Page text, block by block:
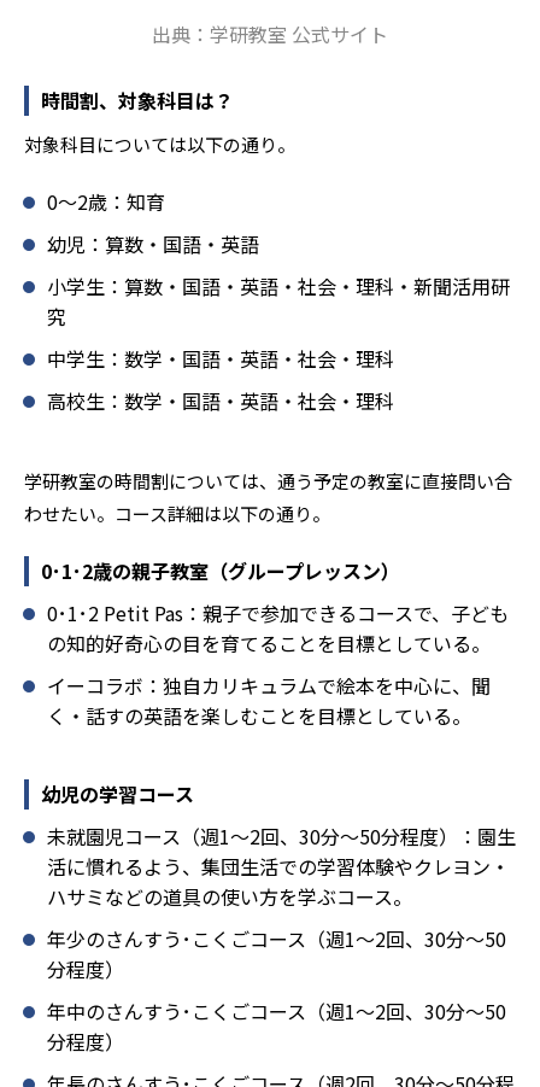
導により生徒の「やる気」を引き出し、無理のない学習と
報にも精通しており、学習相談や教育相談、保護者とのコ
ミュニケーションにも対応している。
学研教室では、楽しく生き生きと学ぶことも重視してい
知・情・意のバランスのとれた生徒の育成を推進。「教室
でのあいさつ」「くつ・かばんの整とん」といったしつけ
面の指導も実施し、全人的な教育に取り組んでいる点も、
メリットと言えるだろう。
学研教室のデメリットとしては、基礎をより重視している
分、生徒によっては物足りなく感じる可能性がある点だろ
出典：学研教室 公式サイト
時間割、対象科目は？
対象科目については以下の通り。
0〜2歳：知育
幼児：算数・国語・英語
小学生：算数・国語・英語・社会・理科・新聞活用研
究
中学生：数学・国語・英語・社会・理科
高校生：数学・国語・英語・社会・理科
学研教室の時間割については、通う予定の教室に直接問い合
わせたい。コース詳細は以下の通り。
0･1･2歳の親子教室（グループレッスン）
0･1･2 Petit Pas：親子で参加できるコースで、子ども
の知的好奇心の目を育てることを目標としている。
イーコラボ：独自カリキュラムで絵本を中心に、聞
く・話すの英語を楽しむことを目標としている。
幼児の学習コース
未就園児コース（週1～2回、30分～50分程度）：園生
活に慣れるよう、集団生活での学習体験やクレヨン・
ハサミなどの道具の使い方を学ぶコース。
年少のさんすう･こくごコース（週1～2回、30分～50
分程度）
年中のさんすう･こくごコース（週1～2回、30分～50
分程度）